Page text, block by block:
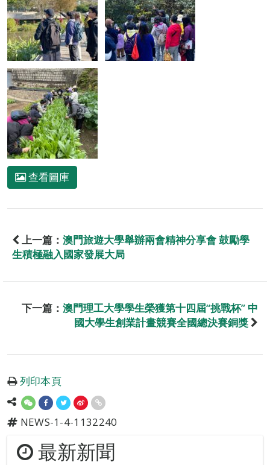
查看圖庫
上一篇： 澳門旅遊大學舉辦兩會精神分享會 鼓勵學
生積極融入國家發展大局
下一篇： 澳門理工大學學生榮獲第十四屆“挑戰杯” 中
國大學生創業計畫競賽全國總決賽銅獎
列印本頁
NEWS-1-4-1132240
最新新聞